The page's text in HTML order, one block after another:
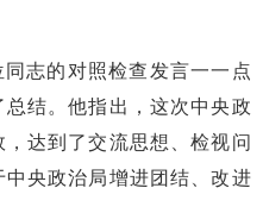
志的对照检查发言一一点
结。他指出，这次中央政
达到了交流思想、检视问
央政治局增进团结、改进